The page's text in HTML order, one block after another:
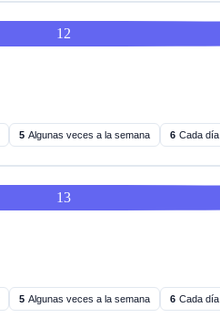
12
5 Algunas veces a la semana 6 Cada día
13
5 Algunas veces a la semana 6 Cada día